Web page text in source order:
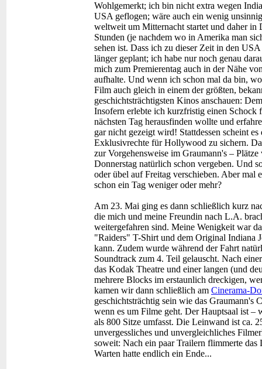
Wohlgemerkt; ich bin nicht extra wegen
USA geflogen; wäre auch ein wenig
weltweit um Mitternacht startet und daher in
Stunden (je nachdem wo in Amerika man
sehen ist. Dass ich zu dieser Zeit in den
länger geplant; ich habe nur noch genau
mich zum Premierentag auch in der Nähe
aufhalte. Und wenn ich schon mal da bin,
Film auch gleich in einem der größten,
geschichtsträchtigsten Kinos anschauen:
Insofern erlebte ich kurzfristig einen Schock
nächsten Tag herausfinden wollte und
gar nicht gezeigt wird! Stattdessen scheint
Exklusivrechte für Hollywood zu sichern.
zur Vorgehensweise im Graumann's –
Donnerstag natürlich schon vergeben. Und
oder übel auf Freitag verschieben. Aber mal
schon ein Tag weniger oder mehr?
Am 23. Mai ging es dann schließlich kurz
die mich und meine Freundin nach L.A.
weitergefahren sind. Meine Wenigkeit war
"Raiders" T-Shirt und dem Original Indiana
kann. Zudem wurde während der Fahrt
Soundtrack zum 4. Teil gelauscht. Nach
das Kodak Theatre und einer langen (und
mehrere Blocks im erstaunlich dreckigen,
kamen wir dann schließlich am Cinerama-
geschichtsträchtig sein wie das Graumann's
wenn es um Filme geht. Der Hauptsaal ist –
als 800 Sitze umfasst. Die Leinwand ist ca.
unvergessliches und unvergleichliches
soweit: Nach ein paar Trailern flimmerte
Warten hatte endlich ein Ende...